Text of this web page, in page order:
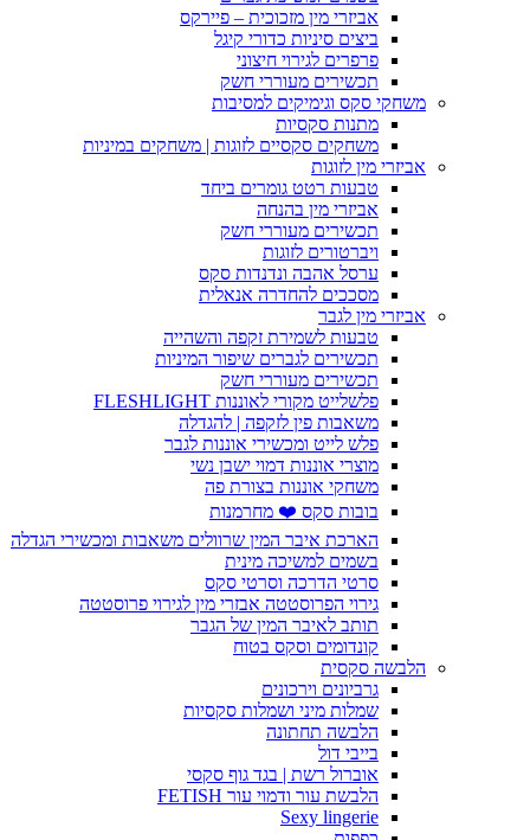
אביזרי מין מזכוכית – פיירקס
ביצים סיניות כדורי קיגל
פרפרים לגירוי חיצוני
תכשירים מעוררי חשק
משחקי סקס וגימיקים למסיבות
מתנות סקסיות
משחקים סקסיים לזוגות | משחקים במיניות
אביזרי מין לזוגות
טבעות רטט גומרים ביחד
אביזרי מין בהנחה
תכשירים מעוררי חשק
ויברטורים לזוגות
ערסל אהבה ונדנדות סקס
מסככים להחדרה אנאלית
אביזרי מין לגבר
טבעות לשמירת זקפה והשהייה
תכשירים לגברים שיפור המיניות
תכשירים מעוררי חשק
פלשלייט מקורי לאוננות FLESHLIGHT
משאבות פין לזקפה | להגדלה
פלש לייט ומכשירי אוננות לגבר
מוצרי אוננות דמוי ישבן נשי
משחקי אוננות בצורת פה
בובות סקס ❤️ מחרמנות
הארכת איבר המין שרוולים משאבות ומכשירי הגדלה
בשמים למשיכה מינית
סרטי הדרכה וסרטי סקס
גירוי הפרוסטטה אבזרי מין לגירוי פרוסטטה
תותב לאיבר המין של הגבר
קונדומים וסקס בטוח
הלבשה סקסית
גרביונים וירכונים
שמלות מיני ושמלות סקסיות
הלבשה תחתונה
בייבי דול
אוברול רשת | בגד גוף סקסי
הלבשת עור ודמוי עור FETISH
Sexy lingerie